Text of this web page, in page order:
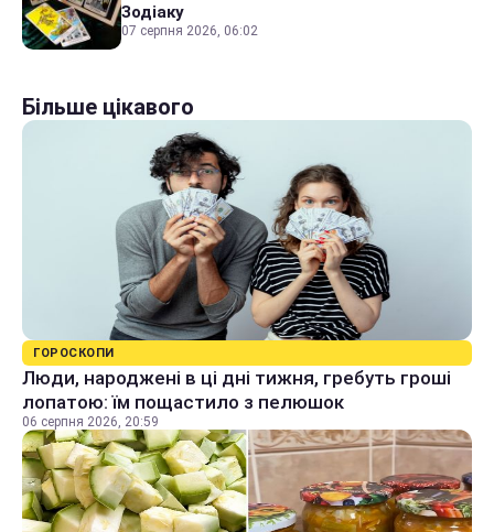
Зодіаку
07 серпня 2026, 06:02
Більше цікавого
ГОРОСКОПИ
Люди, народжені в ці дні тижня, гребуть гроші
лопатою: їм пощастило з пелюшок
06 серпня 2026, 20:59